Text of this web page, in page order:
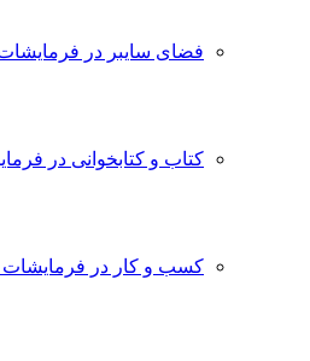
فضای سایبر در
کتاب و کتابخوانی در
کسب و کار در